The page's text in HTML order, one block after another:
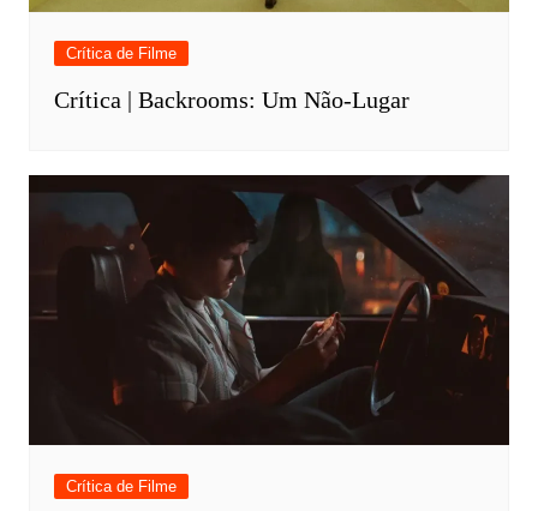
Crítica de Filme
Crítica | Backrooms: Um Não-Lugar
Crítica de Filme